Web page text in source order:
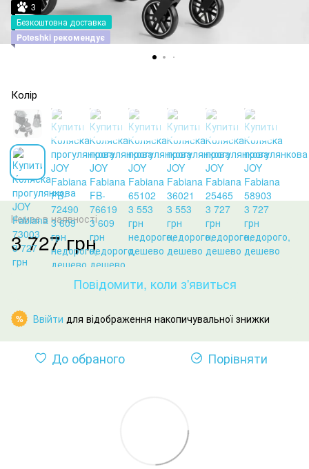
3
Безкоштовна доставка
Poteshki рекомендує
Колір
Немає в наявності
3 727 грн
Повідомити, коли з'явиться
% Ввійти для відображення накопичувальної знижки
До обраного Порівняти